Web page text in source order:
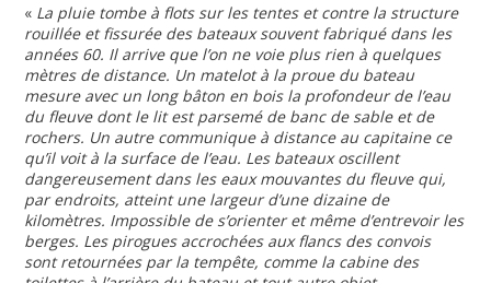
« La pluie tombe à flots sur les tentes et contre la structure
rouillée et fissurée des bateaux souvent fabriqué dans les
années 60. Il arrive que l’on ne voie plus rien à quelques
mètres de distance. Un matelot à la proue du bateau
mesure avec un long bâton en bois la profondeur de l’eau
du fleuve dont le lit est parsemé de banc de sable et de
rochers. Un autre communique à distance au capitaine ce
qu’il voit à la surface de l’eau. Les bateaux oscillent
dangereusement dans les eaux mouvantes du fleuve qui,
par endroits, atteint une largeur d’une dizaine de
kilomètres. Impossible de s’orienter et même d’entrevoir les
berges. Les pirogues accrochées aux flancs des convois
sont retournées par la tempête, comme la cabine des